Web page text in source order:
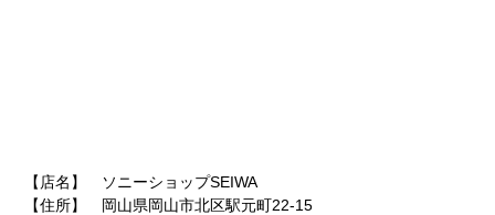
【店名】 ソニーショップSEIWA
【住所】 岡山県岡山市北区駅元町22-15